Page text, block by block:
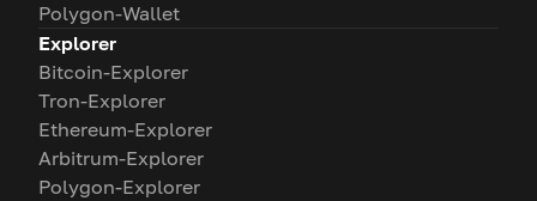
Polygon-Wallet
Explorer
Bitcoin-Explorer
Tron-Explorer
Ethereum-Explorer
Arbitrum-Explorer
Polygon-Explorer